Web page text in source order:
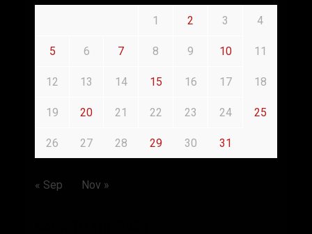
1 2 3 4
5 6 7 8 9 10 11
12 13 14 15 16 17 18
19 20 21 22 23 24 25
26 27 28 29 30 31
« Sep Nov »